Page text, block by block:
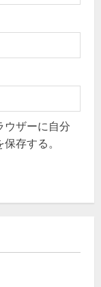
ウザーに自分
存する。